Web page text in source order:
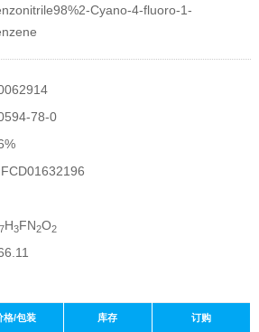
Cyano-4-fluoro-1-
78-0
H3FN2O2
格/包装 库存 订购